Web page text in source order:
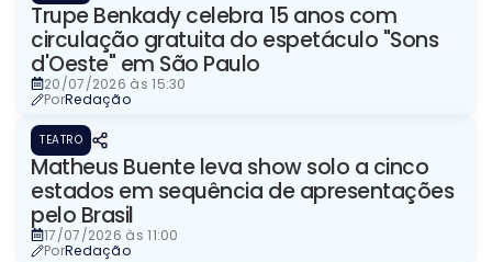
Trupe Benkady celebra 15 anos com
circulação gratuita do espetáculo "Sons
d'Oeste" em São Paulo
20/07/2026 às 15:30
PorRedação
TEATRO
Matheus Buente leva show solo a cinco
estados em sequência de apresentações
pelo Brasil
17/07/2026 às 11:00
PorRedação